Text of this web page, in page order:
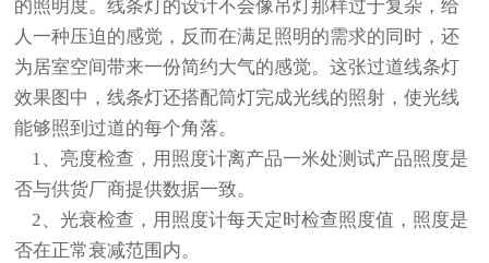
的照明度。线条灯的设计不会像吊灯那样过于复杂，给
人一种压迫的感觉，反而在满足照明的需求的同时，还
为居室空间带来一份简约大气的感觉。这张过道线条灯
效果图中，线条灯还搭配筒灯完成光线的照射，使光线
能够照到过道的每个角落。
1、亮度检查，用照度计离产品一米处测试产品照度是
否与供货厂商提供数据一致。
2、光衰检查，用照度计每天定时检查照度值，照度是
否在正常衰减范围内。